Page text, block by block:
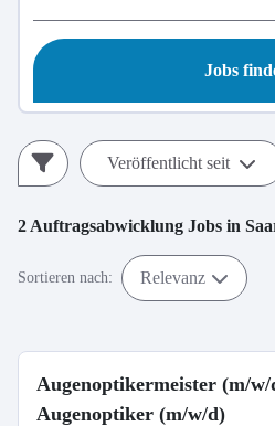
Jobs
Veröffentlicht seit
2 Auftragsabwicklung Jobs in
Sortieren nach: Relevanz
Augenoptikermeister (m/
Augenoptiker (m/w/d)